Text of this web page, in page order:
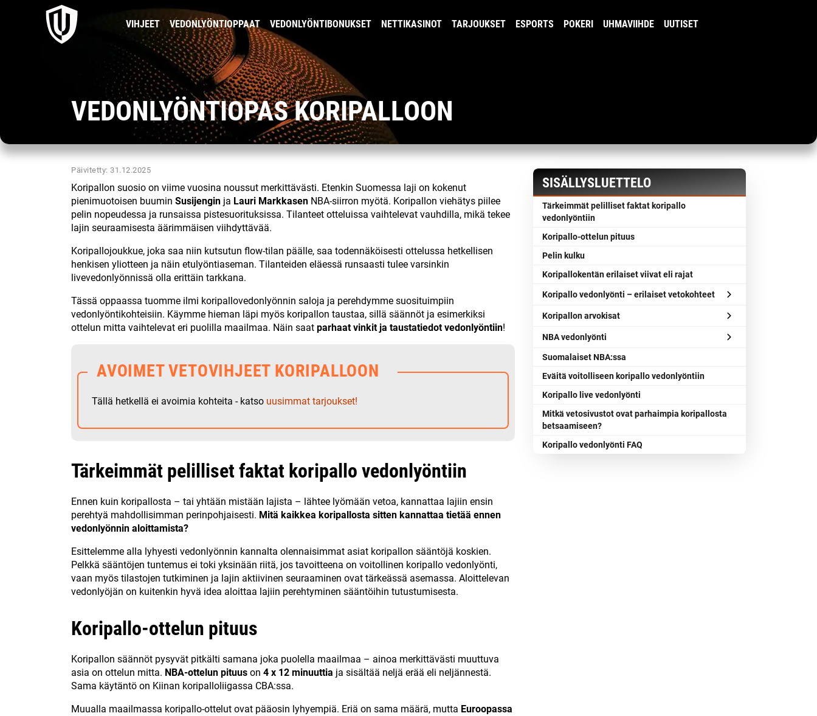
VIHJEET VEDONLYÖNTIOPPAAT VEDONLYÖNTIBONUKSET NETTIKASINOT TARJOUKSET ESPORTS POKERI UHMAVIIHDE UUTISET
VEDONLYÖNTIOPAS KORIPALLOON
SISÄLLYSLUETTELO
Tärkeimmät pelilliset faktat koripallo
vedonlyöntiin
Koripallo-ottelun pituus
Pelin kulku
Koripallokentän erilaiset viivat eli rajat
Koripallo vedonlyönti – erilaiset vetokohteet
Koripallon arvokisat
NBA vedonlyönti
Suomalaiset NBA:ssa
Eväitä voitolliseen koripallo vedonlyöntiin
Koripallo live vedonlyönti
Mitkä vetosivustot ovat parhaimpia koripallosta
betsaamiseen?
Koripallo vedonlyönti FAQ
Päivitetty: 31.12.2025
Koripallon suosio on viime vuosina noussut merkittävästi. Etenkin Suomessa laji on kokenut
pienimuotoisen buumin Susijengin ja Lauri Markkasen NBA-siirron myötä. Koripallon viehätys piilee
pelin nopeudessa ja runsaissa pistesuorituksissa. Tilanteet otteluissa vaihtelevat vauhdilla, mikä tekee
lajin seuraamisesta äärimmäisen viihdyttävää.
Koripallojoukkue, joka saa niin kutsutun flow-tilan päälle, saa todennäköisesti ottelussa hetkellisen
henkisen yliotteen ja näin etulyöntiaseman. Tilanteiden eläessä runsaasti tulee varsinkin
livevedonlyönnissä olla erittäin tarkkana.
Tässä oppaassa tuomme ilmi koripallovedonlyönnin saloja ja perehdymme suosituimpiin
vedonlyöntikohteisiin. Käymme hieman läpi myös koripallon taustaa, sillä säännöt ja esimerkiksi
ottelun mitta vaihtelevat eri puolilla maailmaa. Näin saat parhaat vinkit ja taustatiedot vedonlyöntiin!
AVOIMET VETOVIHJEET KORIPALLOON
Tällä hetkellä ei avoimia kohteita - katso uusimmat tarjoukset!
Tärkeimmät pelilliset faktat koripallo vedonlyöntiin
Ennen kuin koripallosta – tai yhtään mistään lajista – lähtee lyömään vetoa, kannattaa lajiin ensin
perehtyä mahdollisimman perinpohjaisesti. Mitä kaikkea koripallosta sitten kannattaa tietää ennen
vedonlyönnin aloittamista?
Esittelemme alla lyhyesti vedonlyönnin kannalta olennaisimmat asiat koripallon sääntöjä koskien.
Pelkkä sääntöjen tuntemus ei toki yksinään riitä, jos tavoitteena on voitollinen koripallo vedonlyönti,
vaan myös tilastojen tutkiminen ja lajin aktiivinen seuraaminen ovat tärkeässä asemassa. Aloittelevan
vedonlyöjän on kuitenkin hyvä idea aloittaa lajiin perehtyminen sääntöihin tutustumisesta.
Koripallo-ottelun pituus
Koripallon säännöt pysyvät pitkälti samana joka puolella maailmaa – ainoa merkittävästi muuttuva
asia on ottelun mitta. NBA-ottelun pituus on 4 x 12 minuuttia ja sisältää neljä erää eli neljännestä.
Sama käytäntö on Kiinan koripalloliigassa CBA:ssa.
Muualla maailmassa koripallo-ottelut ovat pääosin lyhyempiä. Eriä on sama määrä, mutta Euroopassa